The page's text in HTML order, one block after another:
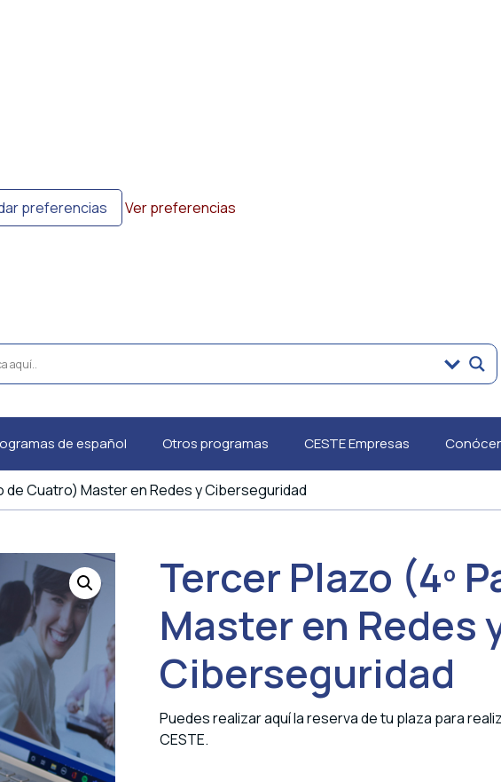
preferencias
Ver preferencias
de español Otros programas CESTE Empresas
de Cuatro) Master en Redes y Ciberseguridad
Tercer Plazo (4º
Master en Redes
Ciberseguridad
Puedes realizar aquí la reserva de tu plaza para
CESTE.